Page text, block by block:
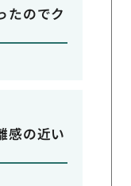
たのでク
感の近い